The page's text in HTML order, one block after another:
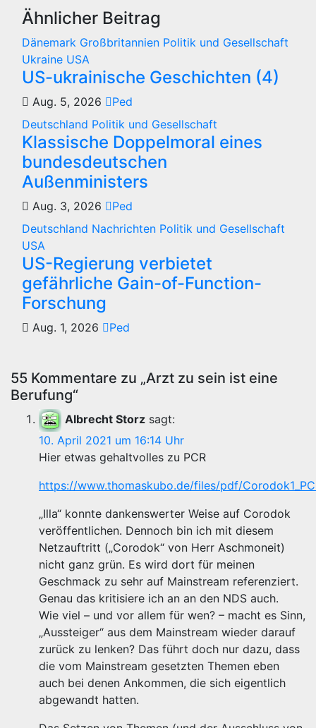
Ähnlicher Beitrag
Dänemark Großbritannien Politik und Gesellschaft
Ukraine USA
US-ukrainische Geschichten (4)
Aug. 5, 2026
Ped
Deutschland Politik und Gesellschaft
Klassische Doppelmoral eines
bundesdeutschen
Außenministers
Aug. 3, 2026
Ped
Deutschland Nachrichten Politik und Gesellschaft
USA
US-Regierung verbietet
gefährliche Gain-of-Function-
Forschung
Aug. 1, 2026 Ped
55 Kommentare zu „Arzt zu sein ist eine
Berufung“
Albrecht Storz sagt:
10. April 2021 um 16:14 Uhr
Hier etwas gehaltvolles zu PCR
https://www.thomaskubo.de/files/pdf/
„Illa“ konnte dankenswerter Weise auf Corodok
veröffentlichen. Dennoch bin ich mit diesem
Netzauftritt („Corodok“ von Herr Aschmoneit)
nicht ganz grün. Es wird dort für meinen
Geschmack zu sehr auf Mainstream referenziert.
Genau das kritisiere ich an an den NDS auch.
Wie viel – und vor allem für wen? – macht es Sinn,
„Aussteiger“ aus dem Mainstream wieder darauf
zurück zu lenken? Das führt doch nur dazu, dass
die vom Mainstream gesetzten Themen eben
auch bei denen Ankommen, die sich eigentlich
abgewandt hatten.